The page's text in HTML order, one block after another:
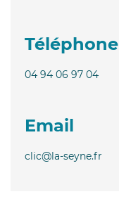
Téléphone
04 94 06 97 04
Email
clic@la-seyne.fr